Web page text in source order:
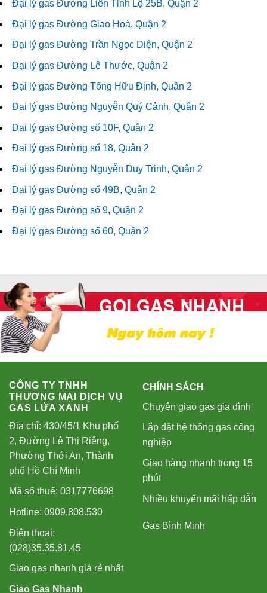
Đại lý gas Đường Liên Tỉnh Lộ 25B, Quận 2
Đại lý gas Đường Giao Hoà, Quận 2
Đại lý gas Đường Trần Ngọc Diện, Quận 2
Đại lý gas Đường Lê Thước, Quận 2
Đại lý gas Đường Tống Hữu Định, Quận 2
Đại lý gas Đường Nguyễn Quý Cảnh, Quận 2
Đại lý gas Đường số 10F, Quận 2
Đại lý gas Đường số 18, Quận 2
Đại lý gas Đường Nguyễn Duy Trinh, Quận 2
Đại lý gas Đường số 49B, Quận 2
Đại lý gas Đường số 9, Quận 2
Đại lý gas Đường số 60, Quận 2
CÔNG TY TNHH
THƯƠNG MẠI DỊCH VỤ
GAS LỬA XANH
Địa chỉ: 430/45/1 Khu phố
2, Đường Lê Thị Riêng,
Phường Thới An, Thành
phố Hồ Chí Minh
Mã số thuế: 0317776698
Hotline: 0909.808.530
Điện thoại:
(028)35.35.81.45
Giao gas nhanh giá rẻ nhất
Giao Gas Nhanh
CHÍNH SÁCH
Chuyên giao gas gia đình
Lắp đặt hệ thống gas công
nghiệp
Giao hàng nhanh trong 15
phút
Nhiều khuyến mãi hấp dẫn
Gas Bình Minh